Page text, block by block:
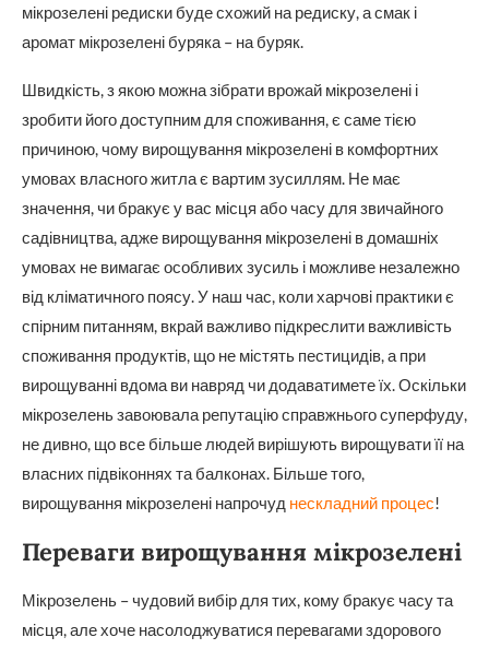
мікрозелені редиски буде схожий на редиску, а смак і
аромат мікрозелені буряка – на буряк.
Швидкість, з якою можна зібрати врожай мікрозелені і
зробити його доступним для споживання, є саме тією
причиною, чому вирощування мікрозелені в комфортних
умовах власного житла є вартим зусиллям. Не має
значення, чи бракує у вас місця або часу для звичайного
садівництва, адже вирощування мікрозелені в домашніх
умовах не вимагає особливих зусиль і можливе незалежно
від кліматичного поясу. У наш час, коли харчові практики є
спірним питанням, вкрай важливо підкреслити важливість
споживання продуктів, що не містять пестицидів, а при
вирощуванні вдома ви навряд чи додаватимете їх. Оскільки
мікрозелень завоювала репутацію справжнього суперфуду,
не дивно, що все більше людей вирішують вирощувати її на
власних підвіконнях та балконах. Більше того,
вирощування мікрозелені напрочуд нескладний процес!
Переваги вирощування мікрозелені
Мікрозелень – чудовий вибір для тих, кому бракує часу та
місця, але хоче насолоджуватися перевагами здорового